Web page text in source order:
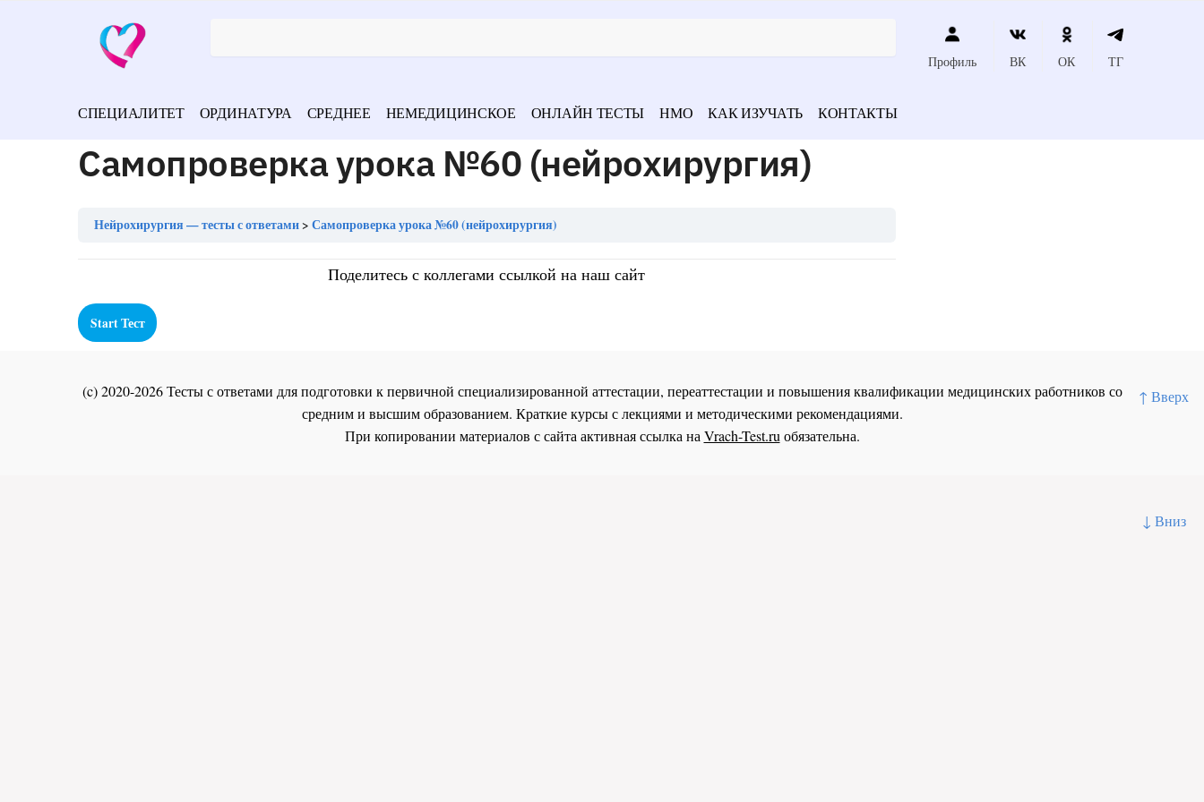
↑ Вверх
↓ Вниз
Профиль ВК ОК ТГ
СПЕЦИАЛИТЕТ ОРДИНАТУРА СРЕДНЕЕ НЕМЕДИЦИНСКОЕ ОНЛАЙН ТЕСТЫ НМО КАК ИЗУЧАТЬ КОНТАКТЫ
Самопроверка урока №60 (нейрохирургия)
Нейрохирургия — тесты с ответами Самопроверка урока №60 (нейрохирургия)
Поделитесь с коллегами ссылкой на наш сайт
(c) 2020-2026 Тесты с ответами для подготовки к первичной специализированной аттестации, переаттестации и повышения квалификации медицинских работников со
средним и высшим образованием. Краткие курсы с лекциями и методическими рекомендациями.
При копировании материалов с сайта активная ссылка на Vrach-Test.ru обязательна.